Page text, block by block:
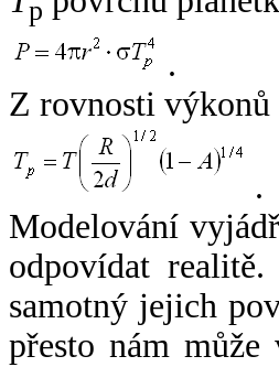
p
.
Z rovnosti výkonů
.
Modelování
odpovídat
samotný jejich
přesto nám může